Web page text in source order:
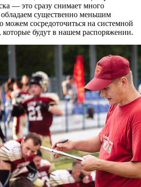
— это сразу снимает много
существенно меньшим
можем сосредоточиться на системной
которые будут в нашем распоряжении.